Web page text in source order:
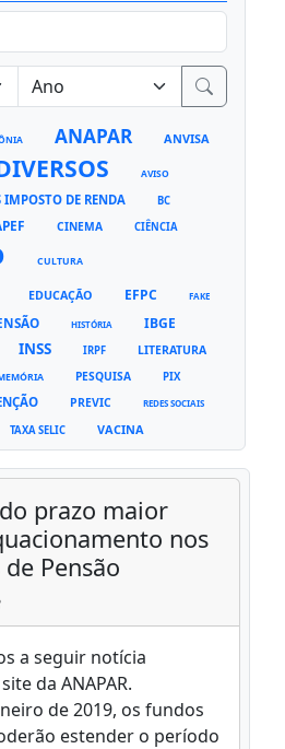
ANAPAR ANVISA
AVISO
IMPOSTO DE RENDA BC
CINEMA CIÊNCIA
CULTURA
EDUCAÇÃO EFPC FAKE
HISTÓRIA IBGE
INSS IRPF LITERATURA
PESQUISA PIX
PREVIC REDES SOCIAIS
TAXA SELIC VACINA
prazo maior
nos
Pensão
a seguir notícia
da ANAPAR.
de 2019, os fundos
estender o período